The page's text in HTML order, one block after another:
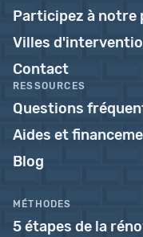
Participez à notre
Villes
Contact
RESSOURCES
Questions
Aides et
Blog
MÉTHODES
5 étapes de la